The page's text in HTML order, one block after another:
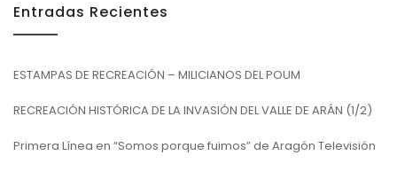
Entradas Recientes
ESTAMPAS DE RECREACIÓN – MILICIANOS DEL POUM
RECREACIÓN HISTÓRICA DE LA INVASIÓN DEL VALLE DE ARÁN (1/2)
Primera Línea en “Somos porque fuimos” de Aragón Televisión